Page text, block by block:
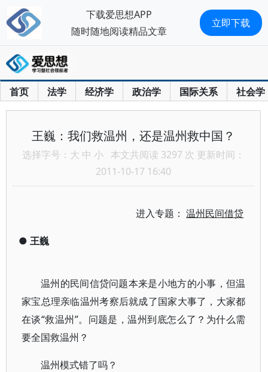
首页 法学 经济学 政治学 国际关系 社会学
王巍：我们救温州，还是温州救中国？
选择字号： 大 中 小 本文共阅读 3297 次 更新时间：
2011-10-17 16:40
进入专题：温州民间借贷
● 王巍
温州的民间信贷问题本来是小地方的小事，但温
家宝总理亲临温州考察后就成了国家大事了，大家都
在谈“救温州”。问题是，温州到底怎么了？为什么需
要全国救温州？
温州模式错了吗？
下载爱思想APP
随时随地阅读精品文章
立即下载